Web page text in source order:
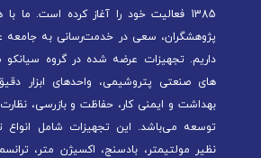
1385 فعالیت خود را آغاز کرده است. ما
پژوهشگران، سعی در خدمت‌رسانی به جامعه
داریم. تجهیزات عرضه شده در گروه سیانکو
های صنعتی پتروشیمی، واحدهای ابزار
بهداشت و ایمنی کار، حفاظت و بازرسی،
توسعه می‌باشد. این تجهیزات شامل انواع
نظیر مولتیمتر، بادسنج، اکسیژن متر،